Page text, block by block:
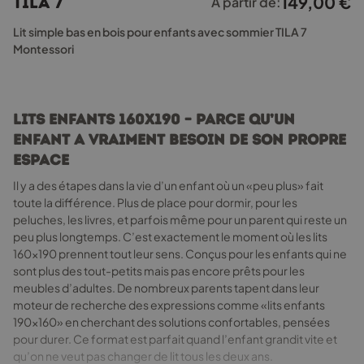
variations.
Les
options
sur
la
page
du
produit
Lit simple bas en bois pour enfants avec sommier TILA 7
Montessori
Lits enfants 160x190 – parce qu’un
enfant a vraiment besoin de son propre
espace
Il y a des étapes dans la vie d’un enfant où un «peu plus» fait
toute la différence. Plus de place pour dormir, pour les
peluches, les livres, et parfois même pour un parent qui reste un
peu plus longtemps. C’est exactement le moment où les lits
160x190 prennent tout leur sens. Conçus pour les enfants qui ne
sont plus des tout-petits mais pas encore prêts pour les
meubles d’adultes. De nombreux parents tapent dans leur
moteur de recherche des expressions comme «lits enfants
190x160» en cherchant des solutions confortables, pensées
pour durer. Ce format est parfait quand l’enfant grandit vite et
qu’on ne veut pas changer de lit tous les deux ans.